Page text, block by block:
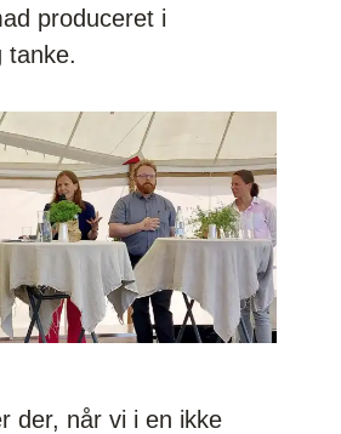
produceret i
tanke.
der, når vi i en ikke